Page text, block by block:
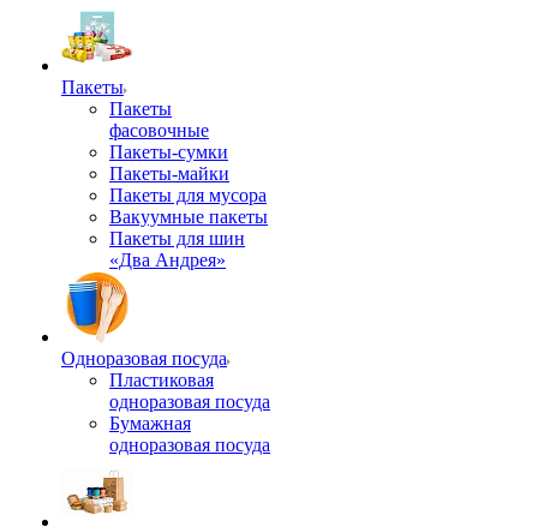
Пакеты
Пакеты
фасовочные
Пакеты-сумки
Пакеты-майки
Пакеты для мусора
Вакуумные пакеты
Пакеты для шин
«Два Андрея»
Одноразовая посуда
Пластиковая
одноразовая посуда
Бумажная
одноразовая посуда